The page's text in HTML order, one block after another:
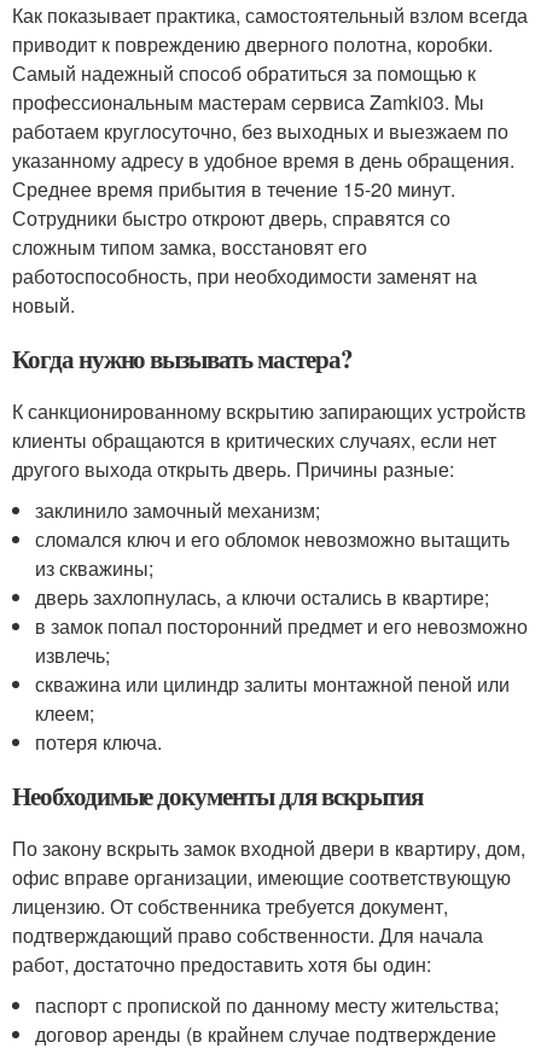
Как показывает практика, самостоятельный взлом всегда
приводит к повреждению дверного полотна, коробки.
Самый надежный способ обратиться за помощью к
профессиональным мастерам сервиса Zamki03. Мы
работаем круглосуточно, без выходных и выезжаем по
указанному адресу в удобное время в день обращения.
Среднее время прибытия в течение 15-20 минут.
Сотрудники быстро откроют дверь, справятся со
сложным типом замка, восстановят его
работоспособность, при необходимости заменят на
новый.
Когда нужно вызывать мастера?
К санкционированному вскрытию запирающих устройств
клиенты обращаются в критических случаях, если нет
другого выхода открыть дверь. Причины разные:
заклинило замочный механизм;
сломался ключ и его обломок невозможно вытащить
из скважины;
дверь захлопнулась, а ключи остались в квартире;
в замок попал посторонний предмет и его невозможно
извлечь;
скважина или цилиндр залиты монтажной пеной или
клеем;
потеря ключа.
Необходимые документы для вскрытия
По закону вскрыть замок входной двери в квартиру, дом,
офис вправе организации, имеющие соответствующую
лицензию. От собственника требуется документ,
подтверждающий право собственности. Для начала
работ, достаточно предоставить хотя бы один:
паспорт с пропиской по данному месту жительства;
договор аренды (в крайнем случае подтверждение